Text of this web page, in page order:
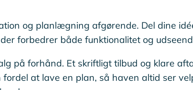
og planlægning afgørende. Del dine
forbedrer både funktionalitet og
på forhånd. Et skriftligt tilbud og klare
at lave en plan, så haven altid ser